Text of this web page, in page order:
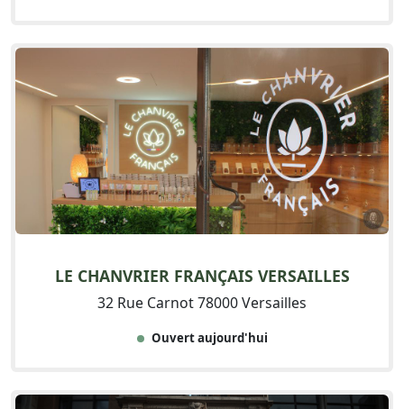
LE CHANVRIER FRANÇAIS VERSAILLES
32 Rue Carnot 78000 Versailles
Ouvert aujourd'hui